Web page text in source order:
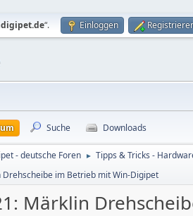
“. Einloggen
Suche Downloads
- deutsche Foren ► Tipps & Tricks -
im Betrieb mit Win-Digipet
Märklin